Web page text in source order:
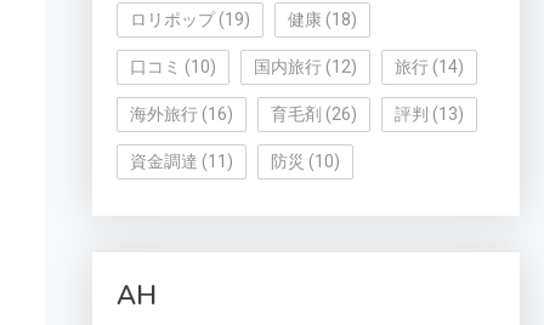
ロリポップ(19) 健康(18)
口コミ (10) 国内旅行(12) 旅行(14)
海外旅行(16) 育毛剤 (26) 評判 (13)
資金調達 (11) 防災 (10)
AH